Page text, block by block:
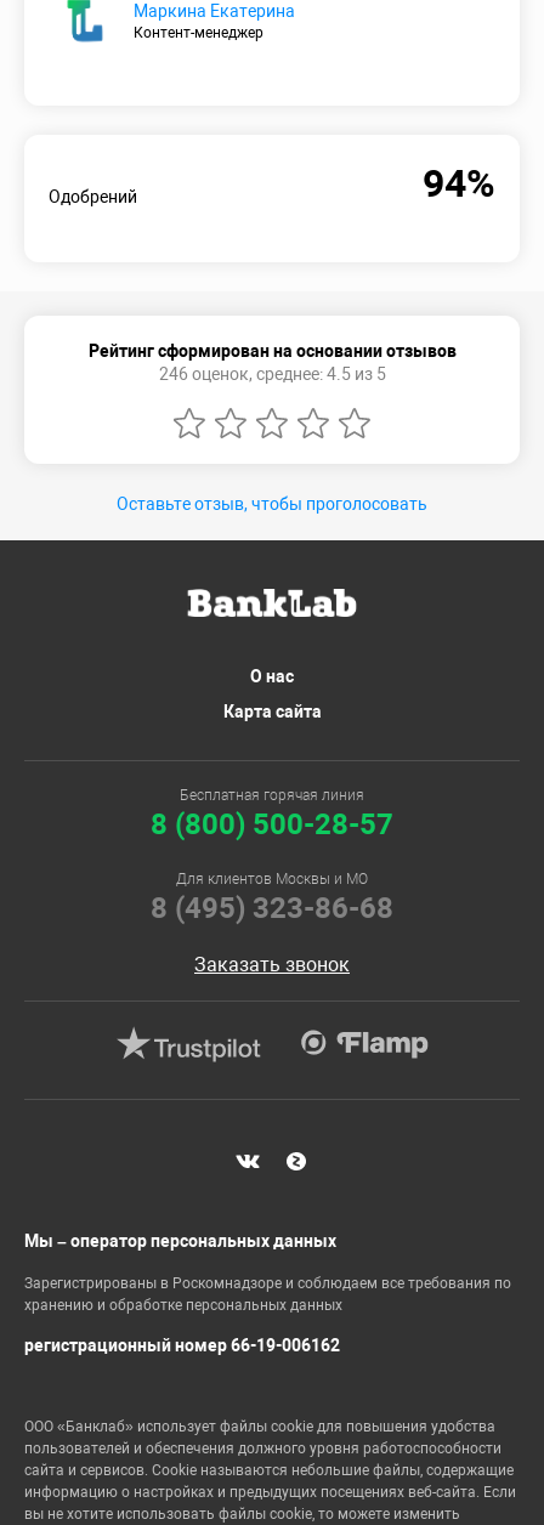
Маркина Екатерина
Контент-менеджер
Одобрений 94%
Рейтинг сформирован на основании отзывов
246 оценок, среднее: 4.5 из 5
Оставьте отзыв, чтобы проголосовать
О нас
Карта сайта
Бесплатная горячая линия
8 (800) 500-28-57
Для клиентов Москвы и МО
8 (495) 323-86-68
Заказать звонок
Мы – оператор персональных данных
Зарегистрированы в Роскомнадзоре и соблюдаем все требования по
хранению и обработке персональных данных
регистрационный номер 66-19-006162
ООО «Банклаб» использует файлы cookie для повышения удобства
пользователей и обеспечения должного уровня работоспособности
сайта и сервисов. Cookie называются небольшие файлы, содержащие
информацию о настройках и предыдущих посещениях веб-сайта. Если
вы не хотите использовать файлы cookie, то можете изменить